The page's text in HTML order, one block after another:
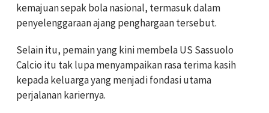
kemajuan sepak bola nasional, termasuk dalam
penyelenggaraan ajang penghargaan tersebut.
Selain itu, pemain yang kini membela US Sassuolo
Calcio itu tak lupa menyampaikan rasa terima kasih
kepada keluarga yang menjadi fondasi utama
perjalanan kariernya.